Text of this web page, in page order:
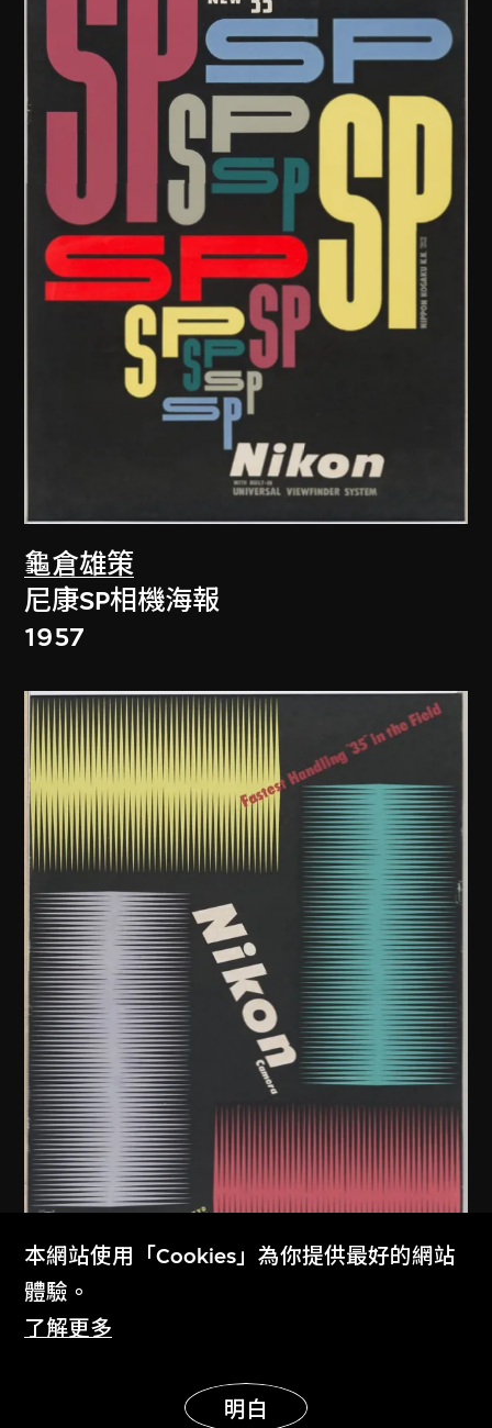
龜倉雄策
尼康SP相機海報
1957
龜倉雄策
本網站使用「Cookies」為你提供最好的網站
體驗。
了解更多
明白
展示更多